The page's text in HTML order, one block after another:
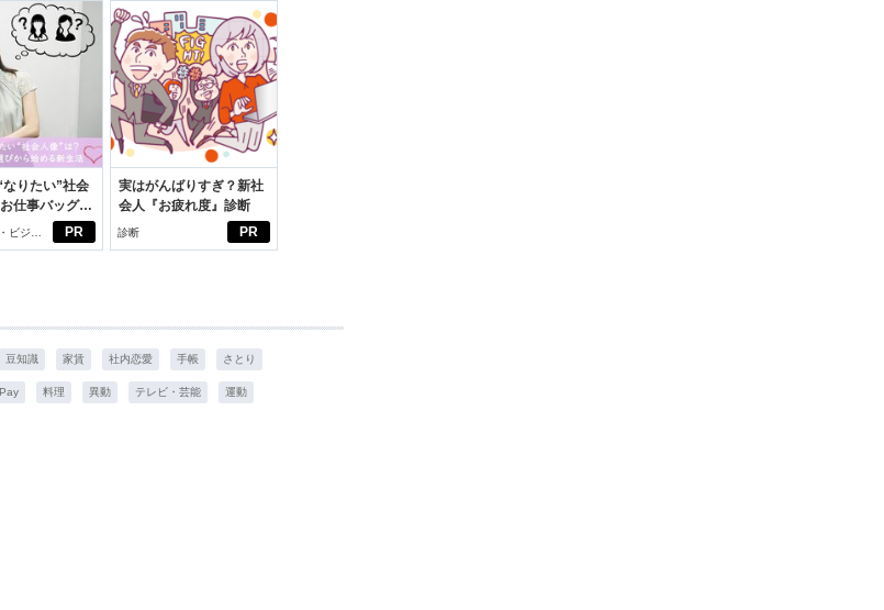
PR
りたい”社会
仕事バッグ選
る新生活
ビジネ
PR
実はがんばりすぎ？新社
会人『お疲れ度』診断
診断
豆知識 家賃 社内恋愛 手帳 さとり
料理 異動 テレビ・芸能 運動